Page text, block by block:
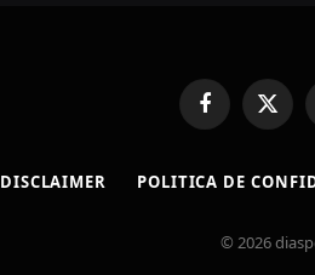
FacebookX
DISCLAIMER POLITICA DE
© 2026